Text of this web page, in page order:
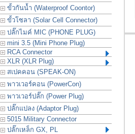
ขั้วกันน้ำ (Waterproof Coontor)
ขั้วโซลา (Solar Cell Connector)
ปลั๊กไมค์ MIC (PHONE PLUG)
mini 3.5 (Mini Phone Plug)
RCA Connector
XLR (XLR Plug)
สเปคคอน (SPEAK-ON)
พาวเวอร์คอน (PowerCon)
พาวเวอร์ปลั๊ก (Power Plug)
ปลั๊กแปลง (Adaptor Plug)
5015 Military Connector
ปลั๊กเหล็ก GX, PL